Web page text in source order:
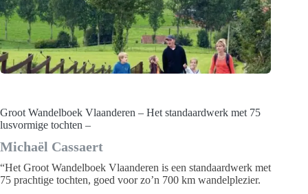
Groot Wandelboek Vlaanderen – Het standaardwerk met 75
lusvormige tochten –
Michaël Cassaert
“Het Groot Wandelboek Vlaanderen is een standaardwerk met
75 prachtige tochten, goed voor zo’n 700 km wandelplezier.